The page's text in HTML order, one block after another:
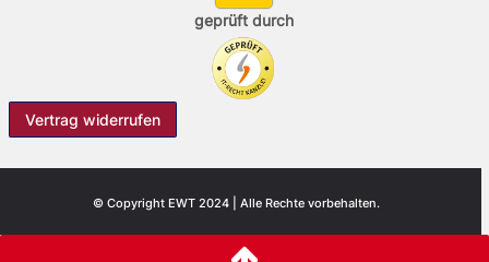
geprüft durch
Vertrag widerrufen
© Copyright EWT 2024 | Alle Rechte vorbehalten.